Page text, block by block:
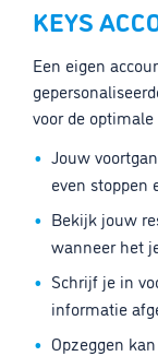
KEYS
Een eigen
voor de
Jouw
even stoppen
Bekijk jouw
wanneer het
Schrijf je in
informatie
Opzeggen